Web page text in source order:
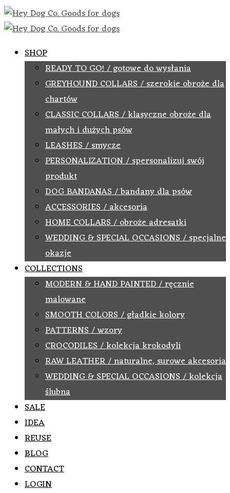
SHOP
READY TO GO! / gotowe do wysłania
GREYHOUND COLLARS / szerokie obroże dla
chartów
CLASSIC COLLARS / klasyczne obroże dla
małych i dużych psów
LEASHES / smycze
PERSONALIZATION / spersonalizuj swój
produkt
DOG BANDANAS / bandany dla psów
ACCESSORIES / akcesoria
HOME COLLARS / obroże adresatki
WEDDING & SPECIAL OCCASIONS / specjalne
okazje
COLLECTIONS
MODERN & HAND PAINTED / ręcznie
malowane
SMOOTH COLORS / gładkie kolory
PATTERNS / wzory
CROCODILES / kolekcja krokodyli
RAW LEATHER / naturalne, surowe akcesoria
WEDDING & SPECIAL OCCASIONS / kolekcja
ślubna
SALE
IDEA
REUSE
BLOG
CONTACT
LOGIN